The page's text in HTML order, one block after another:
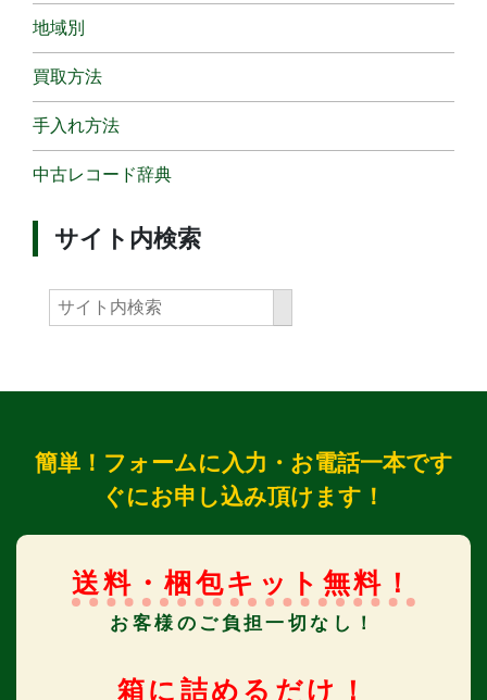
地域別
買取方法
手入れ方法
中古レコード辞典
サイト内検索
簡単！フォームに入力・お電話一本です
ぐにお申し込み頂けます！
送料・梱包キット無料！
お客様のご負担一切なし！
箱に詰めるだけ！